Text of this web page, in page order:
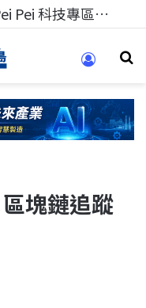
科技人的經驗傳承地！在 Pei Pei 科技專區，與學弟妹交流最硬核的技術
塊鏈追蹤